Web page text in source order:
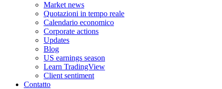
Market news
Quotazioni in tempo reale
Calendario economico
Corporate actions
Updates
Blog
US earnings season
Learn TradingView
Client sentiment
Contatto